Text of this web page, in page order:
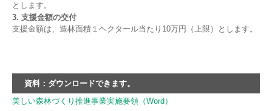
とします。
3. 支援金額の交付
支援金額は、造林面積１ヘクタール当たり10万円（上限）とします。
資料：ダウンロードできます。
美しい森林づくり推進事業実施要領（Word）